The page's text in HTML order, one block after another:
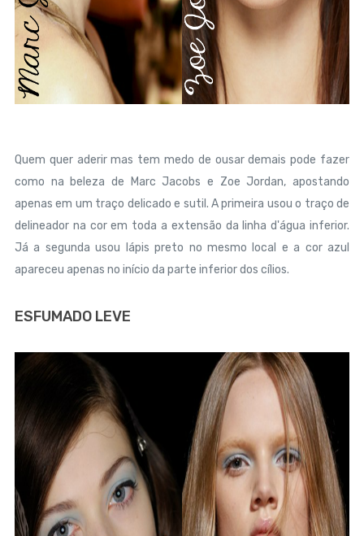
Quem quer aderir mas tem medo de ousar demais pode fazer
como na beleza de Marc Jacobs e Zoe Jordan, apostando
apenas em um traço delicado e sutil. A primeira usou o traço de
delineador na cor em toda a extensão da linha d'água inferior.
Já a segunda usou lápis preto no mesmo local e a cor azul
apareceu apenas no início da parte inferior dos cílios.
ESFUMADO LEVE